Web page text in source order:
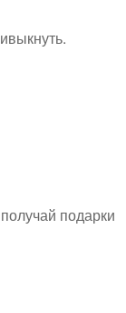
подарки